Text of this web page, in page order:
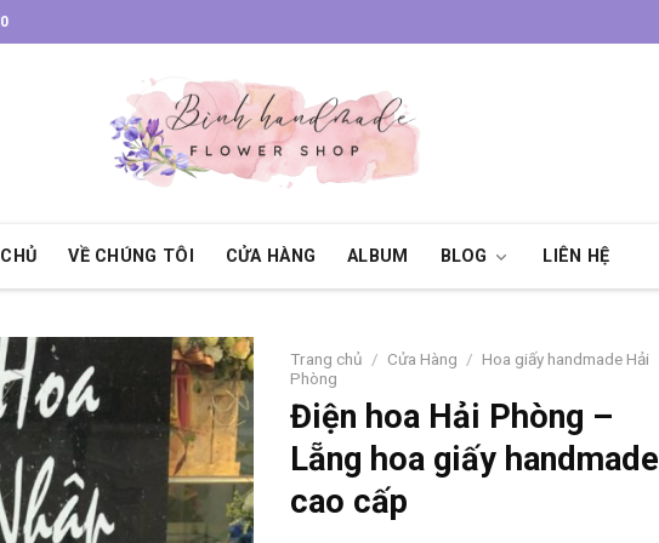
VỀ CHÚNG TÔI CỬA HÀNG ALBUM BLOG LIÊN HỆ
Trang chủ / Cửa Hàng / Hoa giấy handmade Hải
Phòng
Điện hoa Hải Phòng –
Lẵng hoa giấy handmade
cao cấp